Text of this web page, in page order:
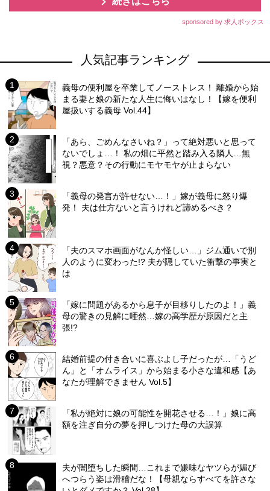
sponsored by 求人ボックス
人気記事ランキング
義母の便利屋を卒業してノーストレス！ 離婚から始
まる妻と娘の新たな人生に悔いはなし！【嫁を便利
屋扱いする義母 Vol.44】
「あら、ごめんなさいね？」って絶対悪いと思って
ないでしょ…！ 私の畑に平然と踏み入る隣人…無
視？悪意？その行動にモヤモヤが止まらない
「義母の発言が許せない…！」嫁が義母に怒り爆
発！ 夫は仕方ないと言うけれど諦めるべき？
「夫のスマホ画面がなんか怪しい…」ジム通いで別
人のように変わった!? 夫が隠していた衝撃の事実と
は
「嫁に問題があるから息子が目移りしたのよ！」義
母の驚きの見解に唖然…嫁の高学歴が原因だと主
張!?
結婚前提の付き合いに喜ぶよし子だったが…「うど
ん」と「オムライス」から始まる小さな違和感【あ
なたが理解できません Vol.5】
「私が絶対に娘の可能性を開花させる…！」娘に高
額を注ぎ自分の夢を押しつけた母の大誤算
夫が闇堕ちした瞬間…これまで嫌味なヤツらが媚び
へつらう姿は滑稽だな！【母親ならすべてを許さな